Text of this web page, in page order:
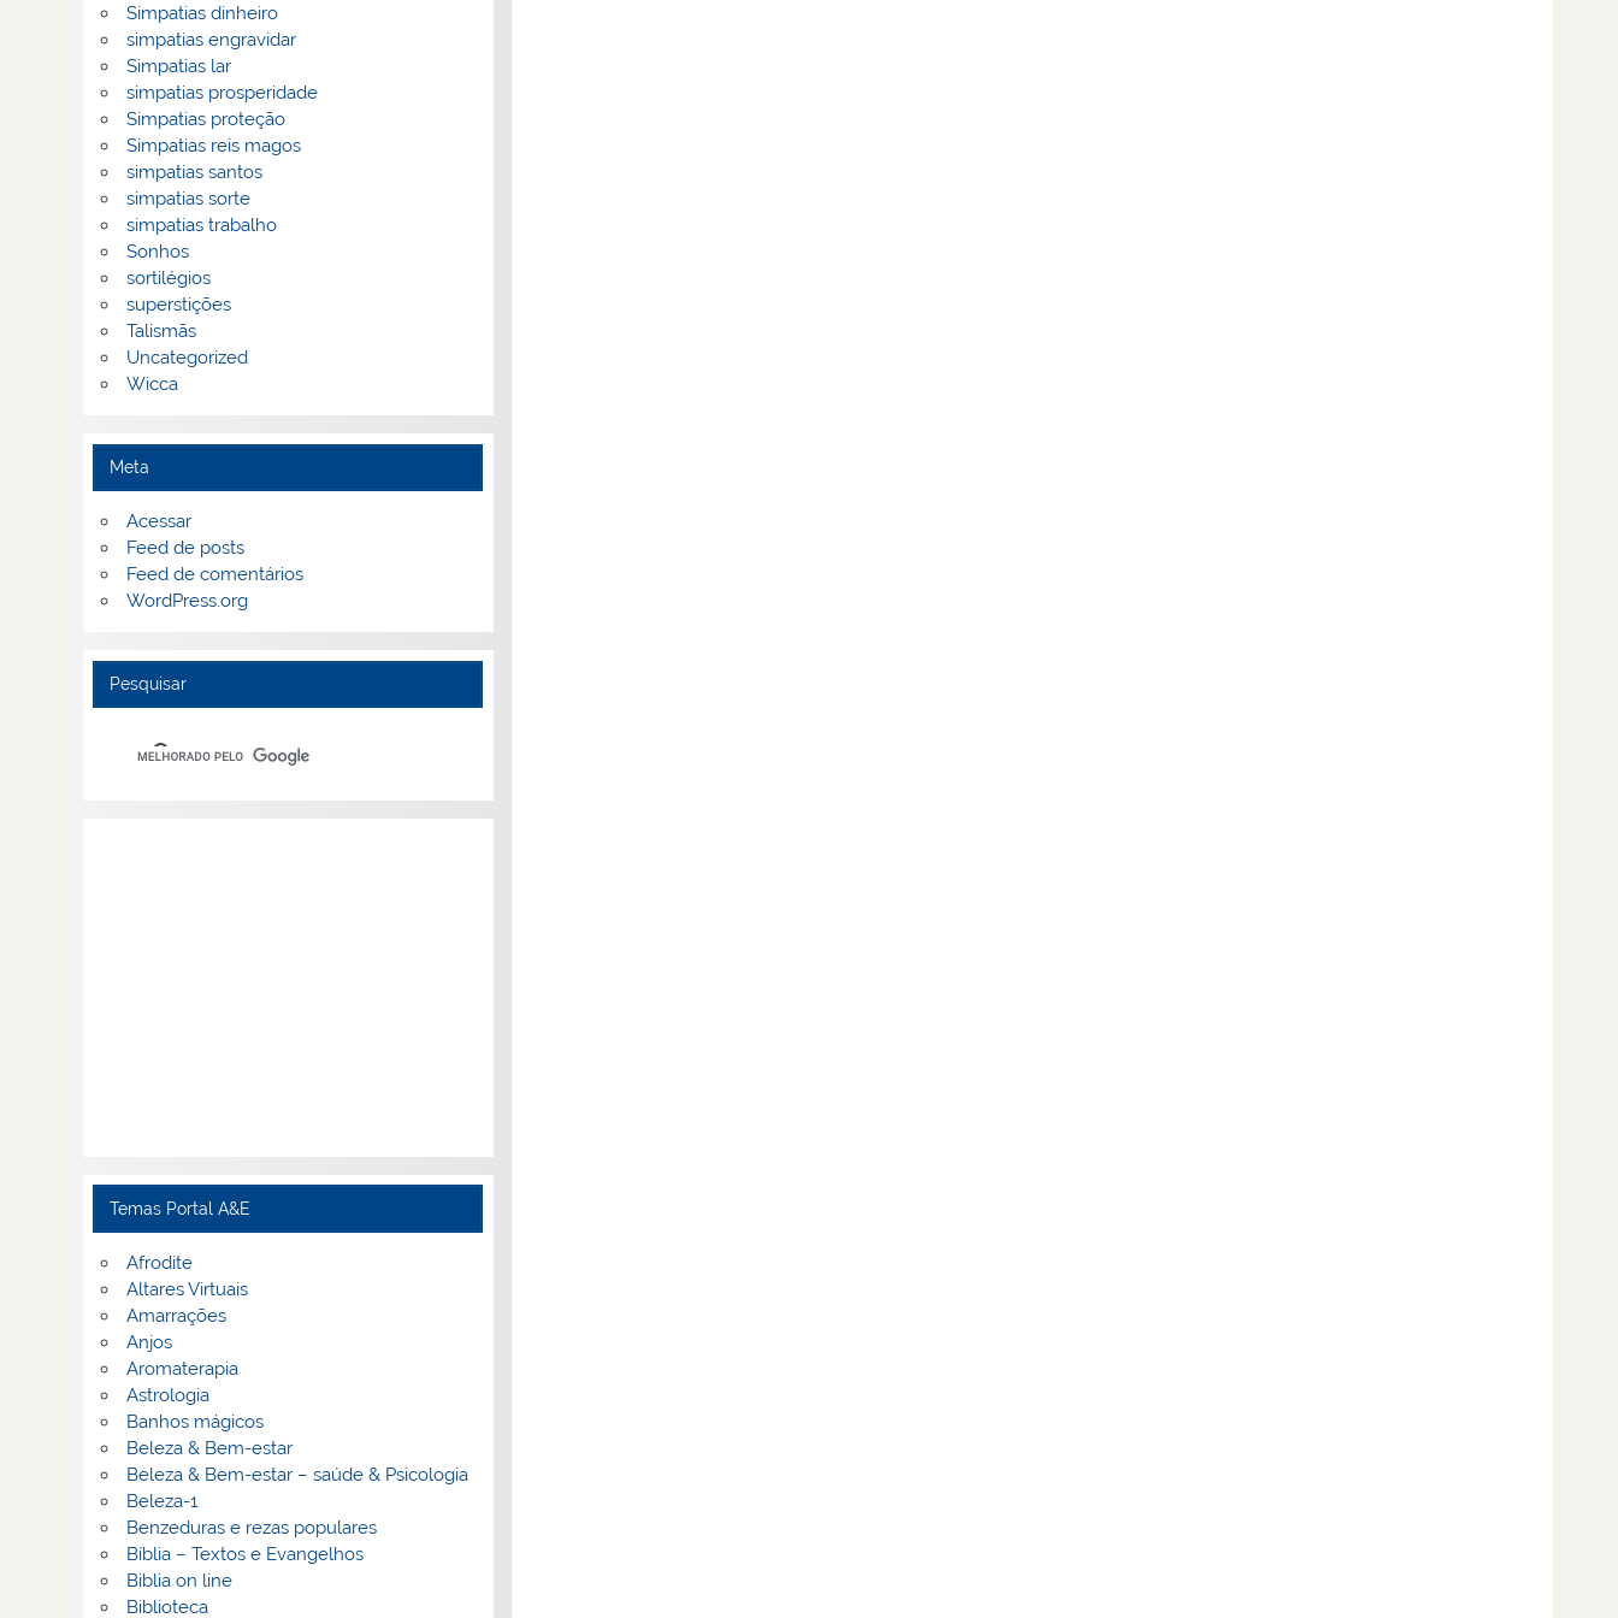
Simpatias dinheiro
simpatias engravidar
Simpatias lar
simpatias prosperidade
Simpatias proteção
Simpatias reis magos
simpatias santos
simpatias sorte
simpatias trabalho
Sonhos
sortilégios
superstições
Talismãs
Uncategorized
Wicca
Meta
Acessar
Feed de posts
Feed de comentários
WordPress.org
Pesquisar
Temas Portal A&E
Afrodite
Altares Virtuais
Amarrações
Anjos
Aromaterapia
Astrologia
Banhos mágicos
Beleza & Bem-estar
Beleza & Bem-estar – saúde & Psicologia
Beleza-1
Benzeduras e rezas populares
Bíblia – Textos e Evangelhos
Biblia on line
Biblioteca